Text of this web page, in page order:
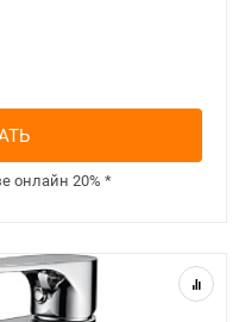
онлайн 20% *